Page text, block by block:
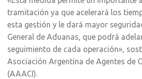
tramitación ya que acelerará los
esta gestión y le dará mayor
General de Aduanas, que podrá
seguimiento de cada operación»,
Asociación Argentina de Agentes de
(AAACI).